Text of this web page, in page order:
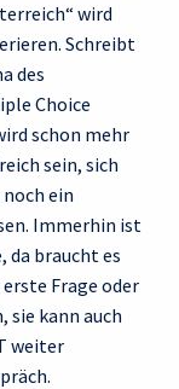
wird
Schreibt
des
Choice
schon mehr
sein, sich
ein
Immerhin ist
da braucht es
Frage oder
sie kann auch
weiter